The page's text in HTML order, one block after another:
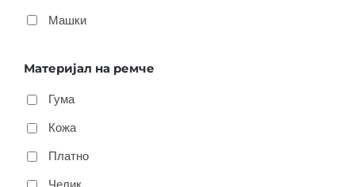
Машки
Материјал на ремче
Гума
Кожа
Платно